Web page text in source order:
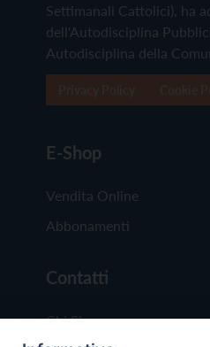
Settimanali Cattolici), ha
dell'Autodisciplina
Autodisciplina della
E-Shop
Vendita Online
Abbonamenti
Contatti
Chi Siamo